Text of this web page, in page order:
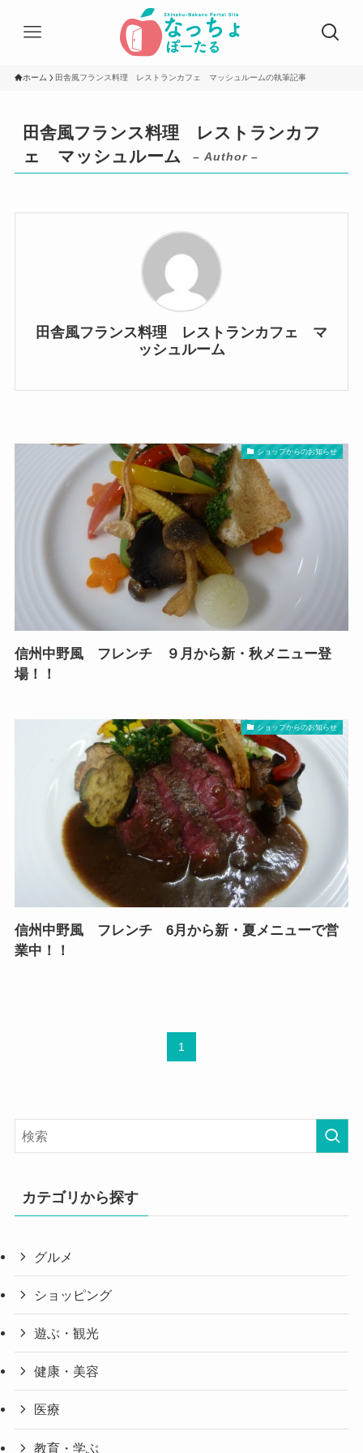
ホーム 田舎風フランス料理 レストランカフェ マッシュルームの執筆記事
田舎風フランス料理 レストランカフ
ェ マッシュルーム
– Author –
田舎風フランス料理 レストランカフェ マ
ッシュルーム
ショップからのお知らせ
信州中野風 フレンチ ９月から新・秋メニュー登
場！！
ショップからのお知らせ
信州中野風 フレンチ 6月から新・夏メニューで営
業中！！
1
カテゴリから探す
グルメ
ショッピング
遊ぶ・観光
健康・美容
医療
教育・学ぶ